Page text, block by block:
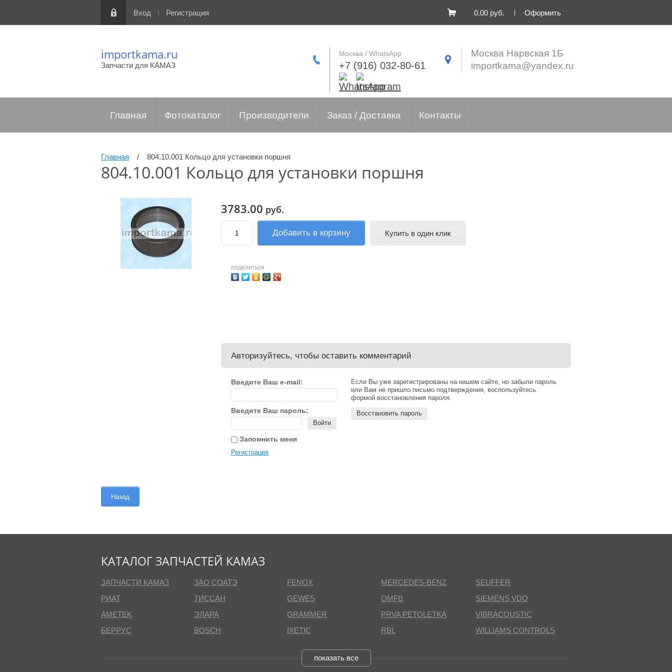
Вход Регистрация 0.00 руб. Оформить
importkama.ru
Запчасти для КАМАЗ
Москва / WhatsApp
+7 (916) 032-80-61
Москва Нарвская 1Б
importkama@yandex.ru
Главная Фотокаталог Производители Заказ / Доставка Контакты
Главная / 804.10.001 Кольцо для установки поршня
804.10.001 Кольцо для установки поршня
3783.00 руб.
Добавить в корзину Купить в один клик
поделиться
Авторизуйтесь, чтобы оставить комментарий
Введите Ваш e-mail:
Введите Ваш пароль:
Войти
Запомнить меня
Регистрация
Если Вы уже зарегистрированы на нашем сайте, но забыли пароль
или Вам не пришло письмо подтверждения, воспользуйтесь
формой восстановления пароля.
Восстановить пароль
Назад
КАТАЛОГ ЗАПЧАСТЕЙ КАМАЗ
ЗАПЧАСТИ КАМАЗ
РИАТ
AMETEK
БЕРРУС
ЗАО СОАТЭ
ТИССАН
ЭЛАРА
BOSCH
FENOX
GEWES
GRAMMER
IXETIC
MERCEDES-BENZ
OMFB
PRVA PETOLETKA
RBL
SEUFFER
SIEMENS VDO
VIBRACOUSTIC
WILLIAMS CONTROLS
показать все